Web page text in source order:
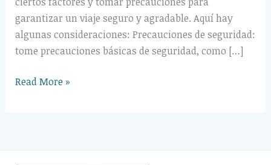
garantizar un viaje seguro y agradable. Aquí hay
algunas consideraciones: Precauciones de seguridad:
tome precauciones básicas de seguridad, como […]
Read More »